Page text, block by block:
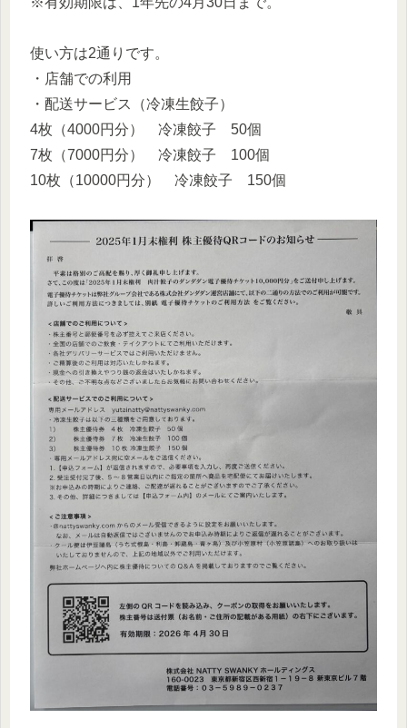
使い方は2通りです。
・店舗での利用
・配送サービス（冷凍生餃子）
4枚（4000円分） 冷凍餃子 50個
7枚（7000円分） 冷凍餃子 100個
10枚（10000円分） 冷凍餃子 150個